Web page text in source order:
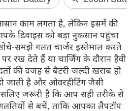
काम लगता है, लेकिन इसमें की
डिवाइस को बड़ा नुकसान पहुंचा
समझे गलत चार्जर इस्तेमाल करते
रख देते हैं या चार्जिंग के दौरान हैवी
की वजह से बैटरी जल्दी खराब हो
जाती है और ओवरहीटिंग जैसी
जरूरी है कि आप सही तरीके से
से बचें, ताकि आपका लैपटॉप